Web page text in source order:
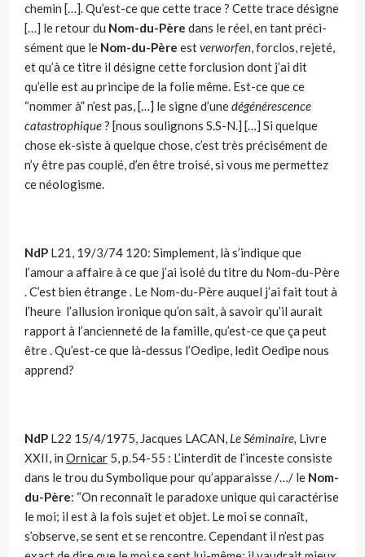
chemin […]. Qu’est-ce que cette trace ? Cette trace désigne
[…] le retour du Nom-du-Père dans le réel, en tant préci­
sément que le Nom-du-Père estverworfen, forclos, rejeté,
et qu’à ce ti­tre il désigne cette forclusion dont j’ai dit
qu’elle est au principe de la folie même. Est-ce que ce
“nommer à” n’est pas, […] le signe d’unedé­générescence
catastrophique? [nous soulignons S.S-N.] […] Si quelque
chose ek-siste à quelque chose, c’est très précisément de
n’y être pas couplé, d’en être troisé, si vous me permettez
ce néologisme.
NdP L21, 19/3/74 120: Simplement, là s’indique que
l’amour a affaire à ce que j’ai isolé du titre du Nom-du-Père
. C’est bien étrange . Le Nom-du-Père auquel j’ai fait tout à
l’heure l’allusion ironique qu’on sait, à savoir qu’il aurait
rapport à l’ancienneté de la famille, qu’est-ce que ça peut
être . Qu’est-ce que là-dessus l’Oedipe, ledit Oedipe nous
apprend?
NdP L22 15/4/1975, Jacques LACAN, Le Séminaire, Livre
XXII, in Ornicar 5, p.54-55 : L’interdit de l’inceste consiste
dans le trou du Symbolique pour qu’apparaisse /…/ le Nom-
du-Père: “On reconnaît le paradoxe unique qui caractérise
le moi; il est à la fois sujet et objet. Le moi se connaît,
s’observe, se sent et se ren­contre. Cependant il n’est pas